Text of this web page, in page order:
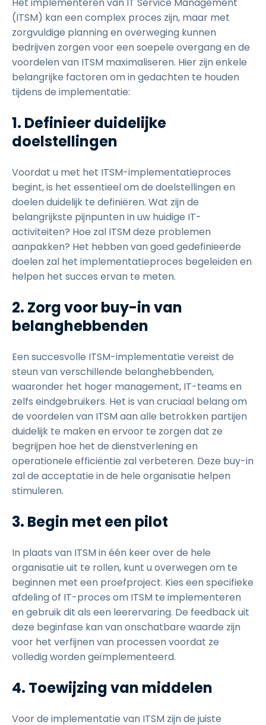
(ITSM) kan een complex proces zijn, maar met
zorgvuldige planning en overweging kunnen
bedrijven zorgen voor een soepele overgang en de
voordelen van ITSM maximaliseren. Hier zijn enkele
belangrijke factoren om in gedachten te houden
tijdens de implementatie:
1. Definieer duidelijke
doelstellingen
Voordat u met het ITSM-implementatieproces
begint, is het essentieel om de doelstellingen en
doelen duidelijk te definiëren. Wat zijn de
belangrijkste pijnpunten in uw huidige IT-
activiteiten? Hoe zal ITSM deze problemen
aanpakken? Het hebben van goed gedefinieerde
doelen zal het implementatieproces begeleiden en
helpen het succes ervan te meten.
2. Zorg voor buy-in van
belanghebbenden
Een succesvolle ITSM-implementatie vereist de
steun van verschillende belanghebbenden,
waaronder het hoger management, IT-teams en
zelfs eindgebruikers. Het is van cruciaal belang om
de voordelen van ITSM aan alle betrokken partijen
duidelijk te maken en ervoor te zorgen dat ze
begrijpen hoe het de dienstverlening en
operationele efficiëntie zal verbeteren. Deze buy-in
zal de acceptatie in de hele organisatie helpen
stimuleren.
3. Begin met een pilot
In plaats van ITSM in één keer over de hele
organisatie uit te rollen, kunt u overwegen om te
beginnen met een proefproject. Kies een specifieke
afdeling of IT-proces om ITSM te implementeren
en gebruik dit als een leerervaring. De feedback uit
deze beginfase kan van onschatbare waarde zijn
voor het verfijnen van processen voordat ze
volledig worden geïmplementeerd.
4. Toewijzing van middelen
Voor de implementatie van ITSM zijn de juiste